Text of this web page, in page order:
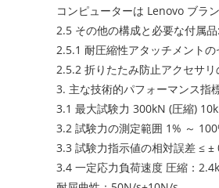
コンピューターは Lenovo ブラ
2.5 その他の構成と必要な付属品:
2.5.1 耐圧縮性アタッチメントの
2.5.2 折りたたみ防止アクセサリ
3. 主な技術的パフォーマンス指
3.1 最大試験力 300kN (圧縮)
3.2 試験力の測定範囲 1% ～
3.3 試験力指示値の相対誤差 ≤ ±
3.4 一定応力負荷速度 圧縮：